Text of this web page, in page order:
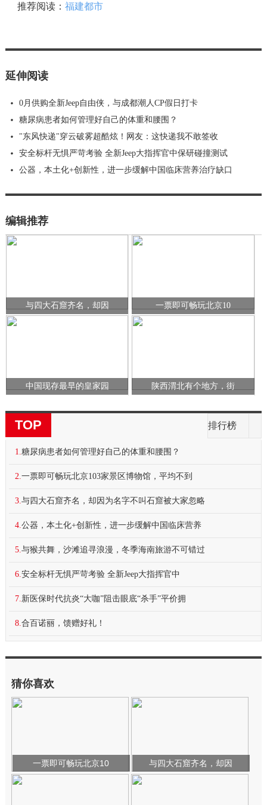
推荐阅读： 福建都市
延伸阅读
0月供购全新Jeep自由侠，与成都潮人CP假日打卡
糖尿病患者如何管理好自己的体重和腰围？
"东风快递"穿云破雾超酷炫！网友：这快递我不敢签收
安全标杆无惧严苛考验 全新Jeep大指挥官中保研碰撞测试
公器，本土化+创新性，进一步缓解中国临床营养治疗缺口
编辑推荐
与四大石窟齐名，却因 一票即可畅玩北京10
中国现存最早的皇家园 陕西渭北有个地方，街
TOP 排行榜
1. 糖尿病患者如何管理好自己的体重和腰围？
2. 一票即可畅玩北京103家景区博物馆，平均不到
3. 与四大石窟齐名，却因为名字不叫石窟被大家忽略
4. 公器，本土化+创新性，进一步缓解中国临床营养
5. 与猴共舞，沙滩追寻浪漫，冬季海南旅游不可错过
6. 安全标杆无惧严苛考验 全新Jeep大指挥官中
7. 新医保时代抗炎“大咖”阻击眼底“杀手”平价拥
8. 合百诺丽，馈赠好礼！
猜你喜欢
一票即可畅玩北京10 与四大石窟齐名，却因